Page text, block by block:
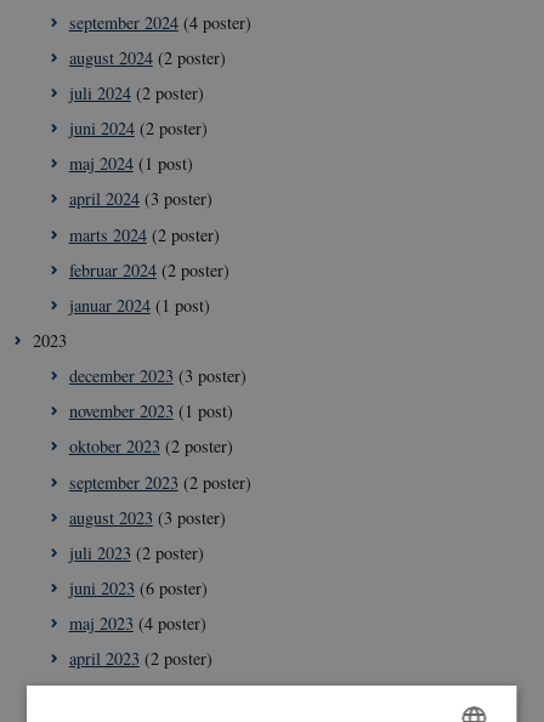
september 2024(4 poster)
august 2024(2 poster)
juli 2024(2 poster)
juni 2024(2 poster)
maj 2024(1 post)
april 2024(3 poster)
marts 2024(2 poster)
februar 2024(2 poster)
januar 2024(1 post)
2023
december 2023 (3 poster)
november 2023 (1 post)
oktober 2023 (2 poster)
september 2023 (2 poster)
august 2023 (3 poster)
juli 2023 (2 poster)
juni 2023 (6 poster)
maj 2023 (4 poster)
april 2023 (2 poster)